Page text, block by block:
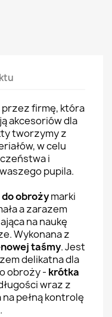
przez firmę, która
akcesoriów dla
tworzymy z
w celu
i
pupila.
obrożymarki
a zarazem
na naukę
Wykonana z
taśmy. Jest
delikatna dla
obroży - krótka
wraz z
pełną kontrolę